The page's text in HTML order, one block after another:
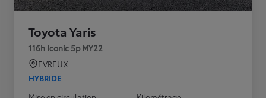
Toyota Yaris
116h Iconic 5p MY22
EVREUX
HYBRIDE